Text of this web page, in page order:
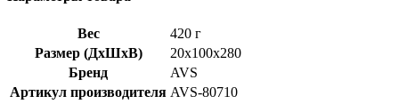
Вес
420 г
Размер (ДхШхВ)
20x100x280
Бренд
AVS
Артикул производителя AVS-80710